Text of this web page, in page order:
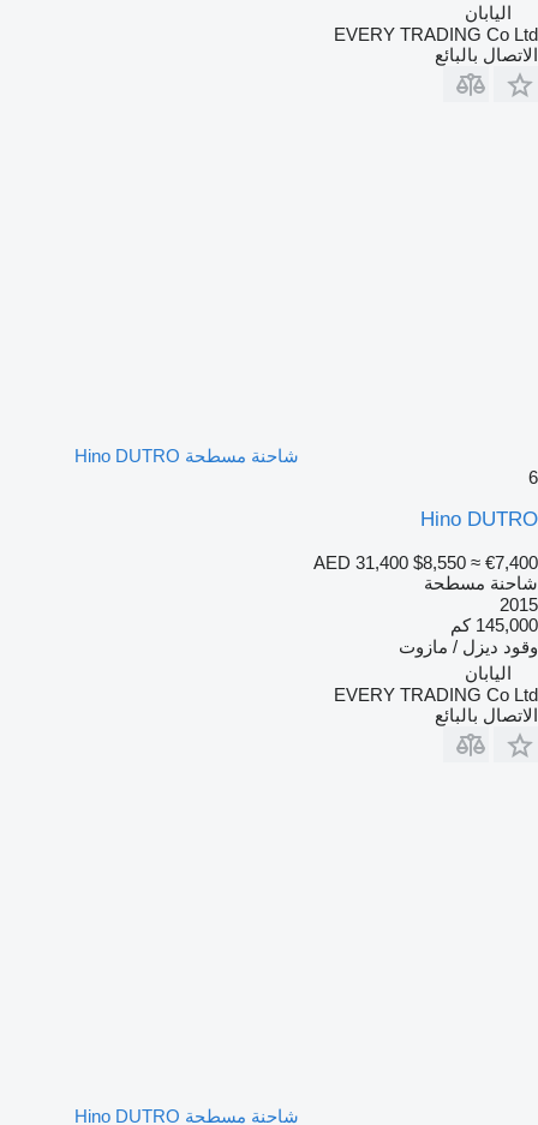
اليابان
EVERY TRADING Co Ltd
الاتصال بالبائع
شاحنة مسطحة Hino DUTRO
6
Hino DUTRO
AED 31,400 $8,550 ≈ €7,400
شاحنة مسطحة
2015
145,000 كم
وقود ديزل / مازوت
اليابان
EVERY TRADING Co Ltd
الاتصال بالبائع
شاحنة مسطحة Hino DUTRO